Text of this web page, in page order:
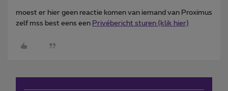
moest er hier geen reactie komen van iemand van Proximus
zelf mss best eens een Privébericht sturen (klik hier)